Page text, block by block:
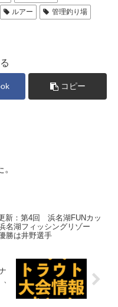
ルアー
管理釣り場
コピー
新：第4回 浜名湖FUNカッ
名湖フィッシングリゾー
勝は井野選手